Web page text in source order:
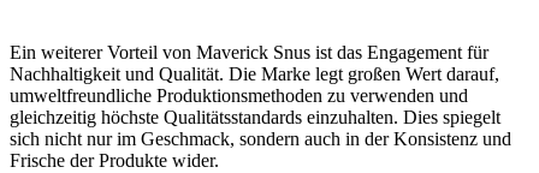
Ein weiterer Vorteil von Maverick Snus ist das Engagement für
Nachhaltigkeit und Qualität. Die Marke legt großen Wert darauf,
umweltfreundliche Produktionsmethoden zu verwenden und
gleichzeitig höchste Qualitätsstandards einzuhalten. Dies spiegelt
sich nicht nur im Geschmack, sondern auch in der Konsistenz und
Frische der Produkte wider.